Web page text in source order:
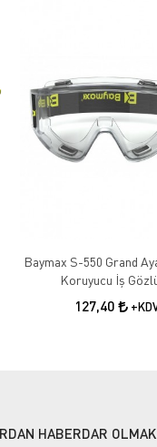
Baymax S-550 Grand
Koruyucu İş
127,40
HABERDAR